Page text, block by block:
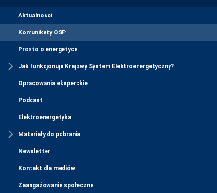
Aktualności
Komunikaty OSP
Prosto o energetyce
Jak funkcjonuje Krajowy System Elektroenergetyczny?
Opracowania eksperckie
Podcast
Elektroenergetyka
Materiały do pobrania
Newsletter
Kontakt dla mediów
Zaangażowanie społeczne